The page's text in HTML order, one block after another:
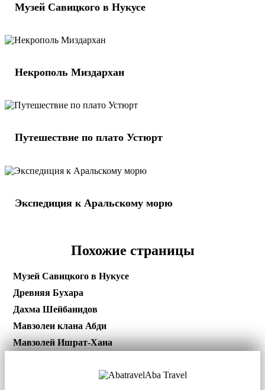
Музей Савицкого в Нукусе
Некрополь Миздархан
Путешествие по плато Устюрт
Экспедиция к Аральскому морю
Похожие страницы
Музей Савицкого в Нукусе
Древняя Бухара
Дахма Шейбанидов
Мавзолеи клана Абди
Мавзолей Ишрат-Хана
Aba Travel